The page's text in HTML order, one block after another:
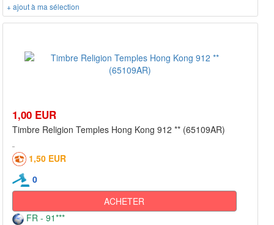
+ ajout à ma sélection
1,00 EUR
Timbre Religion Temples Hong Kong 912 ** (65109AR)
1,50 EUR
0
ACHETER
FR - 91***